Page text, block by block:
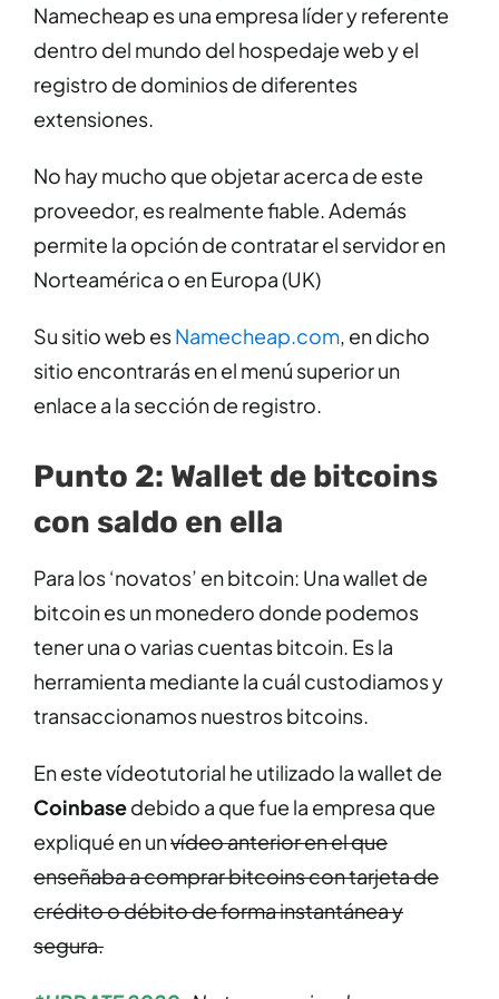
Namecheap es una empresa líder y referente
dentro del mundo del hospedaje web y el
registro de dominios de diferentes
extensiones.
No hay mucho que objetar acerca de este
proveedor, es realmente fiable. Además
permite la opción de contratar el servidor en
Norteamérica o en Europa (UK)
Su sitio web esNamecheap.com, en dicho
sitio encontrarás en el menú superior un
enlace a la sección de registro.
Punto 2: Wallet de bitcoins
con saldo en ella
Para los ‘novatos’ en bitcoin: Una wallet de
bitcoin es un monedero donde podemos
tener una o varias cuentas bitcoin. Es la
herramienta mediante la cuál custodiamos y
transaccionamos nuestros bitcoins.
En este vídeotutorial he utilizado la wallet de
Coinbasedebido a que fue la empresa que
expliqué en unvídeo anterior en el que
enseñaba a comprar bitcoins con tarjeta de
crédito o débito de forma instantánea y
segura.